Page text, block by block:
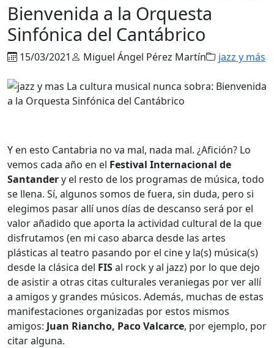
Bienvenida a la Orquesta
Sinfónica del Cantábrico
15/03/2021 Miguel Ángel Pérez Martín jazz y más
Y en esto Cantabria no va mal, nada mal. ¿Afición? Lo
vemos cada año en el Festival Internacional de
Santandery el resto de los programas de música, todo
se llena. Sí, algunos somos de fuera, sin duda, pero si
elegimos pasar allí unos días de descanso será por el
valor añadido que aporta la actividad cultural de la que
disfrutamos (en mi caso abarca desde las artes
plásticas al teatro pasando por el cine y la(s) música(s)
desde la clásica del FISal rock y al jazz) por lo que dejo
de asistir a otras citas culturales veraniegas por ver allí
a amigos y grandes músicos. Además, muchas de estas
manifestaciones organizadas por estos mismos
amigos: Juan Riancho, Paco Valcarce, por ejemplo, por
citar alguna.